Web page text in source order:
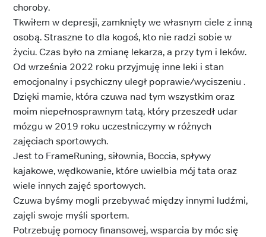
choroby.
Tkwiłem w depresji, zamknięty we własnym ciele z inną
osobą. Straszne to dla kogoś, kto nie radzi sobie w
życiu. Czas było na zmianę lekarza, a przy tym i leków.
Od września 2022 roku przyjmuję inne leki i stan
emocjonalny i psychiczny uległ poprawie/wyciszeniu .
Dzięki mamie, która czuwa nad tym wszystkim oraz
moim niepełnosprawnym tatą, który przeszedł udar
mózgu w 2019 roku uczestniczymy w różnych
zajęciach sportowych.
Jest to FrameRuning, siłownia, Boccia, spływy
kajakowe, wędkowanie, które uwielbia mój tata oraz
wiele innych zajęć sportowych.
Czuwa byśmy mogli przebywać między innymi ludźmi,
zajęli swoje myśli sportem.
Potrzebuję pomocy finansowej, wsparcia by móc się